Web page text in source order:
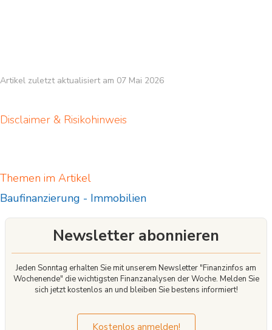
Artikel zuletzt aktualisiert am 07 Mai 2026
Disclaimer & Risikohinweis
Themen im Artikel
Baufinanzierung - Immobilien
Newsletter abonnieren
Jeden Sonntag erhalten Sie mit unserem Newsletter "Finanzinfos am
Wochenende" die wichtigsten Finanzanalysen der Woche. Melden Sie
sich jetzt kostenlos an und bleiben Sie bestens informiert!
Kostenlos anmelden!